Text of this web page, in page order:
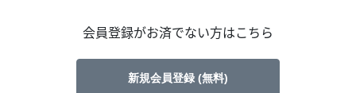
会員登録がお済でない方はこちら
新規会員登録 (無料)